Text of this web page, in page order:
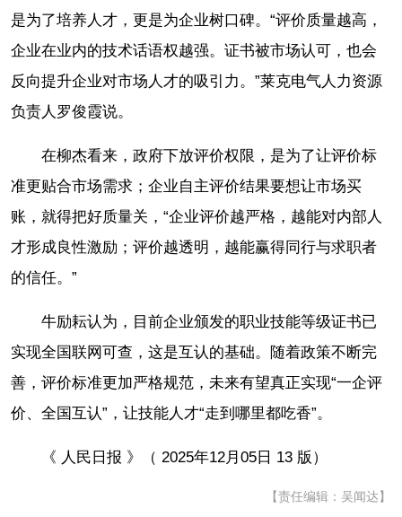
是为了培养人才，更是为企业树口碑。“评价质量越高，
企业在业内的技术话语权越强。证书被市场认可，也会
反向提升企业对市场人才的吸引力。”莱克电气人力资源
负责人罗俊霞说。
在柳杰看来，政府下放评价权限，是为了让评价标
准更贴合市场需求；企业自主评价结果要想让市场买
账，就得把好质量关，“企业评价越严格，越能对内部人
才形成良性激励；评价越透明，越能赢得同行与求职者
的信任。”
牛励耘认为，目前企业颁发的职业技能等级证书已
实现全国联网可查，这是互认的基础。随着政策不断完
善，评价标准更加严格规范，未来有望真正实现“一企评
价、全国互认”，让技能人才“走到哪里都吃香”。
《 人民日报 》（ 2025年12月05日 13 版）
【责任编辑：吴闻达】